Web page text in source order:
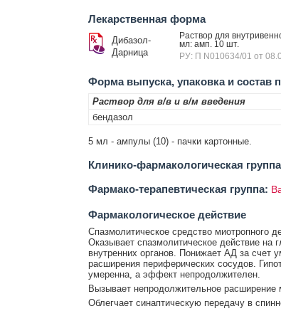
Лекарственная форма
Дибазол-
Дарница
Раствор для
мл: амп. 10 шт.
РУ: П N010634/01 от
Форма выпуска, упаковка и состав
Раствор для в/в и в/м введения
бендазол
5 мл - ампулы (10) - пачки картонные.
Клинико-фармакологическая
Фармако-терапевтическая группа:
Фармакологическое действие
Спазмолитическое средство миотропного
Оказывает спазмолитическое действие
внутренних органов. Понижает АД за счет
расширения периферических сосудов.
умеренна, а эффект непродолжителен.
Вызывает непродолжительное расширение
Облегчает синаптическую передачу в